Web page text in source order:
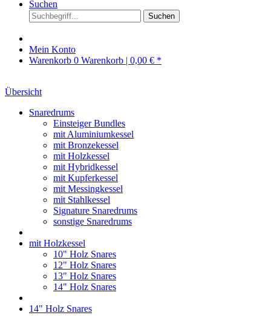
Suchen
Suchen
Mein Konto
Warenkorb 0 Warenkorb | 0,00 € *
Übersicht
Snaredrums
Einsteiger Bundles
mit Aluminiumkessel
mit Bronzekessel
mit Holzkessel
mit Hybridkessel
mit Kupferkessel
mit Messingkessel
mit Stahlkessel
Signature Snaredrums
sonstige Snaredrums
mit Holzkessel
10" Holz Snares
12" Holz Snares
13" Holz Snares
14" Holz Snares
14" Holz Snares